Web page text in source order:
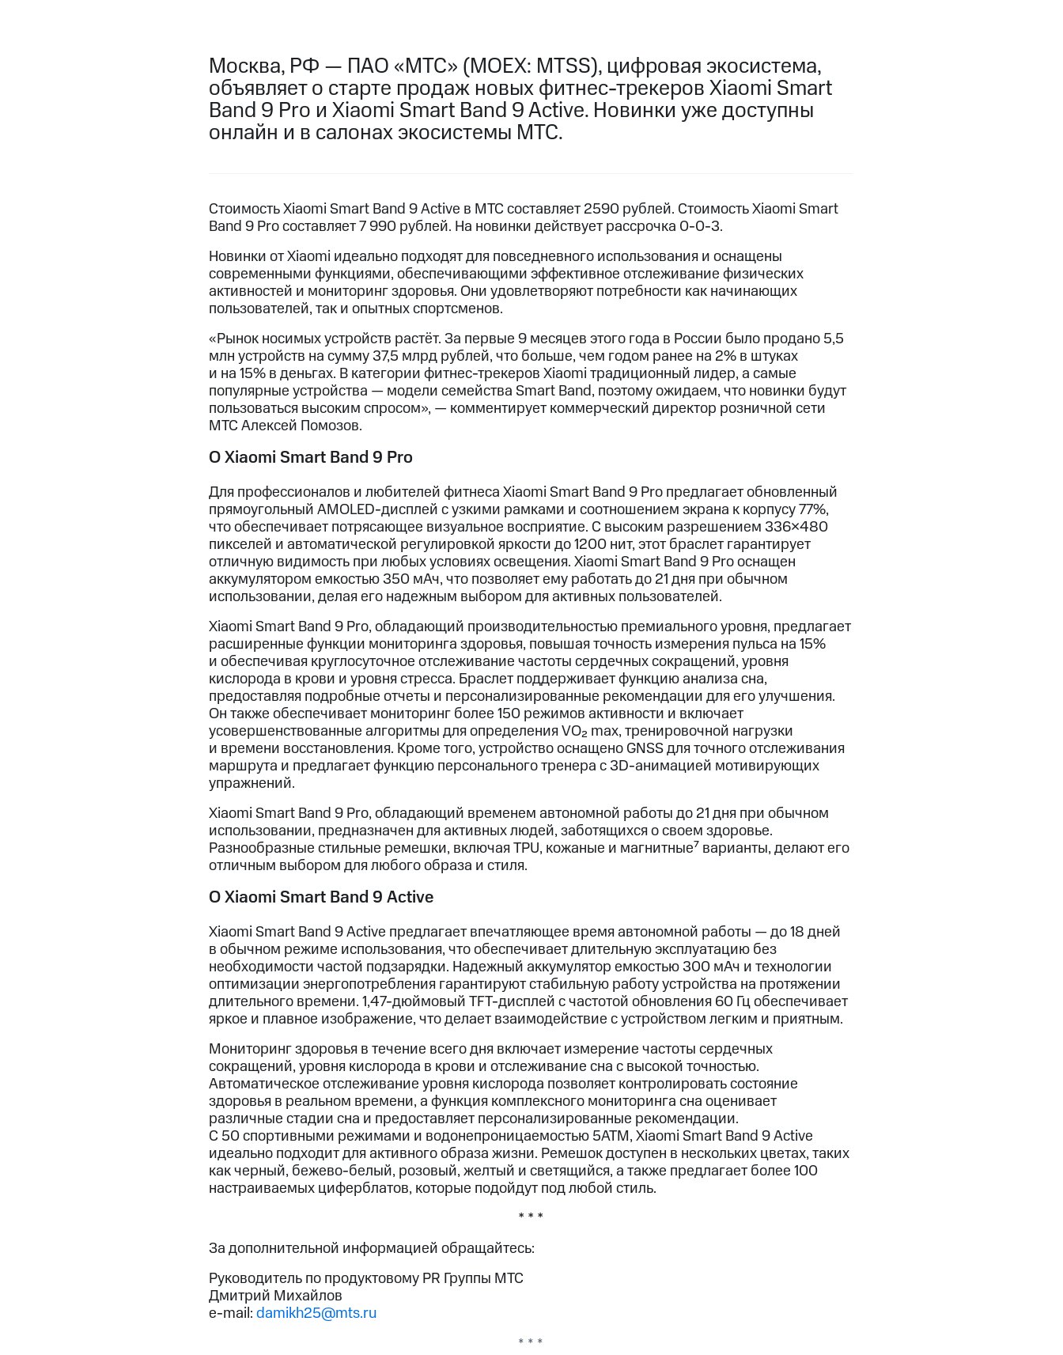
Москва, РФ — ПАО «МТС» (MOEX: MTSS), цифровая экосистема,
объявляет о старте продаж новых фитнес-трекеров Xiaomi Smart
Band 9 Pro и Xiaomi Smart Band 9 Active. Новинки уже доступны
онлайн и в салонах экосистемы МТС.
Стоимость Xiaomi Smart Band 9 Active в МТС составляет 2590 рублей. Стоимость Xiaomi Smart
Band 9 Pro составляет 7 990 рублей. На новинки действует рассрочка 0-0-3.
Новинки от Xiaomi идеально подходят для повседневного использования и оснащены
современными функциями, обеспечивающими эффективное отслеживание физических
активностей и мониторинг здоровья. Они удовлетворяют потребности как начинающих
пользователей, так и опытных спортсменов.
«Рынок носимых устройств растёт. За первые 9 месяцев этого года в России было продано 5,5
млн устройств на сумму 37,5 млрд рублей, что больше, чем годом ранее на 2% в штуках
и на 15% в деньгах. В категории фитнес-трекеров Xiaomi традиционный лидер, а самые
популярные устройства — модели семейства Smart Band, поэтому ожидаем, что новинки будут
пользоваться высоким спросом», — комментирует коммерческий директор розничной сети
МТС Алексей Помозов.
О Xiaomi Smart Band 9 Prо
Для профессионалов и любителей фитнеса Xiaomi Smart Band 9 Pro предлагает обновленный
прямоугольный AMOLED-дисплей с узкими рамками и соотношением экрана к корпусу 77%,
что обеспечивает потрясающее визуальное восприятие. С высоким разрешением 336×480
пикселей и автоматической регулировкой яркости до 1200 нит, этот браслет гарантирует
отличную видимость при любых условиях освещения. Xiaomi Smart Band 9 Pro оснащен
аккумулятором емкостью 350 мАч, что позволяет ему работать до 21 дня при обычном
использовании, делая его надежным выбором для активных пользователей.
Xiaomi Smart Band 9 Pro, обладающий производительностью премиального уровня, предлагает
расширенные функции мониторинга здоровья, повышая точность измерения пульса на 15%
и обеспечивая круглосуточное отслеживание частоты сердечных сокращений, уровня
кислорода в крови и уровня стресса. Браслет поддерживает функцию анализа сна,
предоставляя подробные отчеты и персонализированные рекомендации для его улучшения.
Он также обеспечивает мониторинг более 150 режимов активности и включает
усовершенствованные алгоритмы для определения VO₂ max, тренировочной нагрузки
и времени восстановления. Кроме того, устройство оснащено GNSS для точного отслеживания
маршрута и предлагает функцию персонального тренера с 3D-анимацией мотивирующих
упражнений.
Xiaomi Smart Band 9 Pro, обладающий временем автономной работы до 21 дня при обычном
использовании, предназначен для активных людей, заботящихся о своем здоровье.
Разнообразные стильные ремешки, включая TPU, кожаные и магнитные⁷ варианты, делают его
отличным выбором для любого образа и стиля.
О Xiaomi Smart Band 9 Active
Xiaomi Smart Band 9 Active предлагает впечатляющее время автономной работы — до 18 дней
в обычном режиме использования, что обеспечивает длительную эксплуатацию без
необходимости частой подзарядки. Надежный аккумулятор емкостью 300 мАч и технологии
оптимизации энергопотребления гарантируют стабильную работу устройства на протяжении
длительного времени. 1,47-дюймовый TFT-дисплей с частотой обновления 60 Гц обеспечивает
яркое и плавное изображение, что делает взаимодействие с устройством легким и приятным.
Мониторинг здоровья в течение всего дня включает измерение частоты сердечных
сокращений, уровня кислорода в крови и отслеживание сна с высокой точностью.
Автоматическое отслеживание уровня кислорода позволяет контролировать состояние
здоровья в реальном времени, а функция комплексного мониторинга сна оценивает
различные стадии сна и предоставляет персонализированные рекомендации.
С 50 спортивными режимами и водонепроницаемостью 5ATM, Xiaomi Smart Band 9 Active
идеально подходит для активного образа жизни. Ремешок доступен в нескольких цветах, таких
как черный, бежево-белый, розовый, желтый и светящийся, а также предлагает более 100
настраиваемых циферблатов, которые подойдут под любой стиль.
* * *
За дополнительной информацией обращайтесь:
Руководитель по продуктовому PR Группы МТС
Дмитрий Михайлов
e-mail:damikh25@mts.ru
* * *